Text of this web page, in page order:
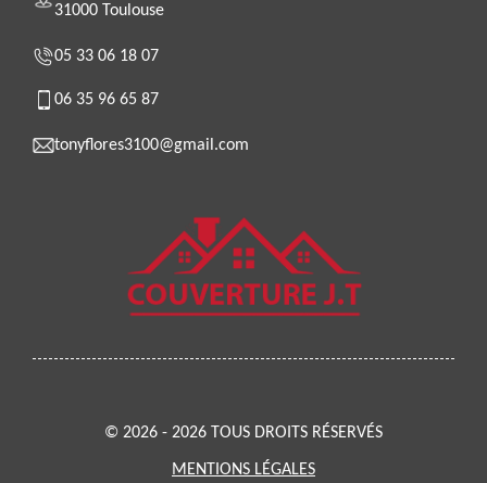
31000 Toulouse
05 33 06 18 07
06 35 96 65 87
tonyflores3100@gmail.com
© 2026 - 2026 TOUS DROITS RÉSERVÉS
MENTIONS LÉGALES